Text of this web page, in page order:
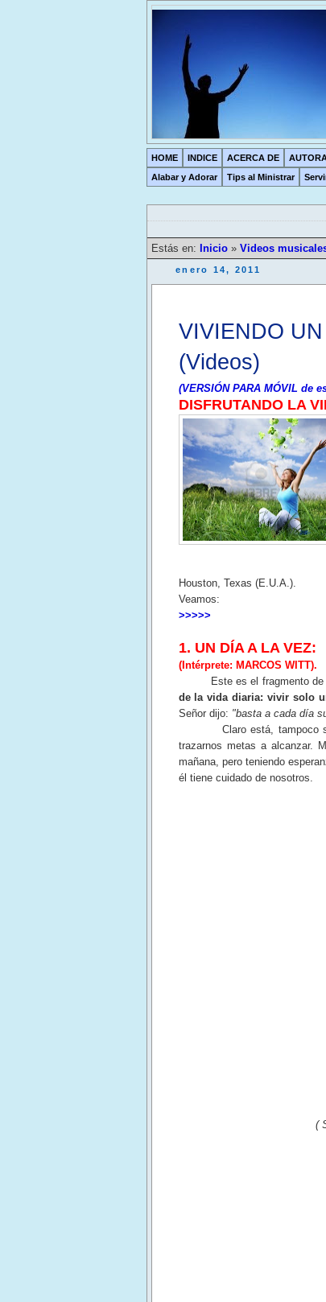
HOME INDICE ACERCA DE
Alabar y Adorar
Tips al Ministrar
Estás en: Inicio » Videos
enero 14, 2011
VIVIENDO
(Videos)
(VERSIÓN PARA MÓVIL de
DISFRUTANDO LA
Houston, Texas (E.U.A.).
Veamos:
>>>>>
1. UN DÍA A LA VEZ:
(Intérprete: MARCOS WITT).
Este es el fragmento de
de la vida diaria: vivir solo
Señor dijo: "basta a cada día
Claro está, tampoco se
trazarnos metas a alcanzar.
mañana, pero teniendo
él tiene cuidado de nosotros.
(